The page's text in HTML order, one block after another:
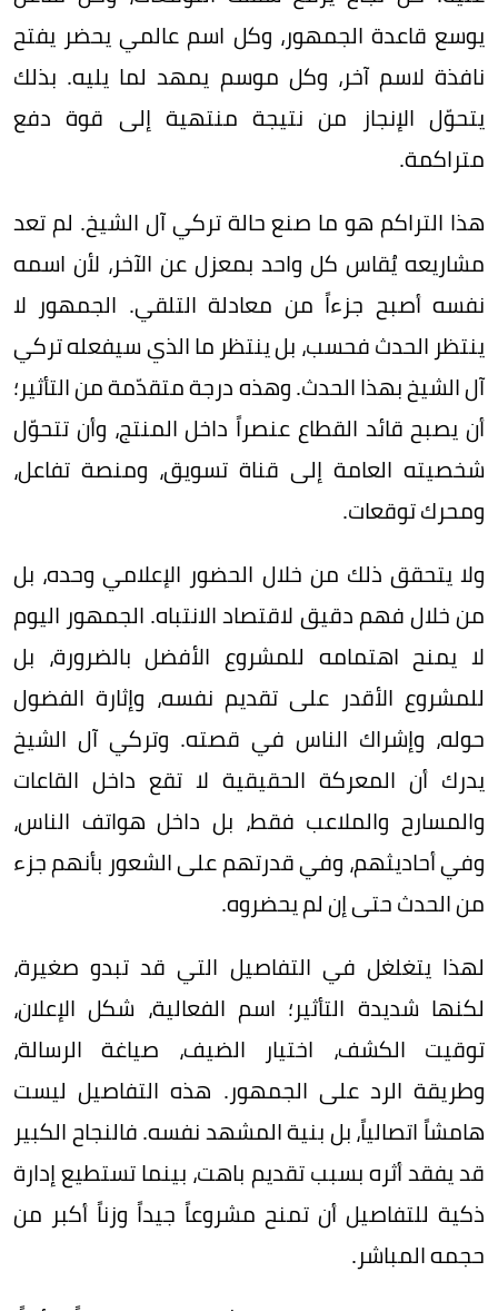
يوسع قاعدة الجمهور، وكل اسم عالمي يحضر يفتح
نافذة لاسم آخر، وكل موسم يمهد لما يليه. بذلك
يتحوّل الإنجاز من نتيجة منتهية إلى قوة دفع
متراكمة.
هذا التراكم هو ما صنع حالة تركي آل الشيخ. لم تعد
مشاريعه يُقاس كل واحد بمعزل عن الآخر، لأن اسمه
نفسه أصبح جزءاً من معادلة التلقي. الجمهور لا
ينتظر الحدث فحسب، بل ينتظر ما الذي سيفعله تركي
آل الشيخ بهذا الحدث. وهذه درجة متقدّمة من التأثير؛
أن يصبح قائد القطاع عنصراً داخل المنتج، وأن تتحوّل
شخصيته العامة إلى قناة تسويق، ومنصة تفاعل،
ومحرك توقعات.
ولا يتحقق ذلك من خلال الحضور الإعلامي وحده، بل
من خلال فهم دقيق لاقتصاد الانتباه. الجمهور اليوم
لا يمنح اهتمامه للمشروع الأفضل بالضرورة، بل
للمشروع الأقدر على تقديم نفسه، وإثارة الفضول
حوله، وإشراك الناس في قصته. وتركي آل الشيخ
يدرك أن المعركة الحقيقية لا تقع داخل القاعات
والمسارح والملاعب فقط، بل داخل هواتف الناس،
وفي أحاديثهم، وفي قدرتهم على الشعور بأنهم جزء
من الحدث حتى إن لم يحضروه.
لهذا يتغلغل في التفاصيل التي قد تبدو صغيرة،
لكنها شديدة التأثير؛ اسم الفعالية، شكل الإعلان،
توقيت الكشف، اختيار الضيف، صياغة الرسالة،
وطريقة الرد على الجمهور. هذه التفاصيل ليست
هامشاً اتصالياً، بل بنية المشهد نفسه. فالنجاح الكبير
قد يفقد أثره بسبب تقديم باهت، بينما تستطيع إدارة
ذكية للتفاصيل أن تمنح مشروعاً جيداً وزناً أكبر من
حجمه المباشر.